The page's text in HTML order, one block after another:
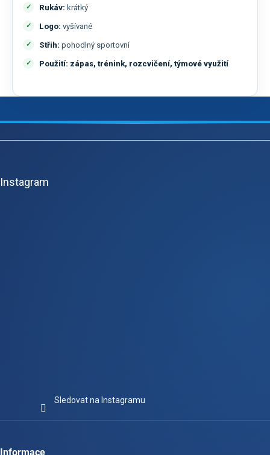
Rukáv: krátký
Logo: vyšívané
Střih: pohodlný sportovní
Použití: zápas, trénink, rozcvičení, týmové využití
Z
Instagram
Sledovat na Instagramu
Informace